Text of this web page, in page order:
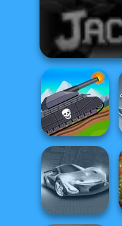
Tanks 2D: Tank
Wars